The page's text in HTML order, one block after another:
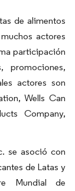
de alimentos
actores
participación
promociones,
actores son
Wells Can
Company,
se asoció con
de Latas y
Mundial de